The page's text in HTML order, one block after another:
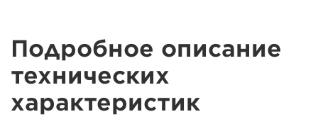
Подробное описание
технических
характеристик